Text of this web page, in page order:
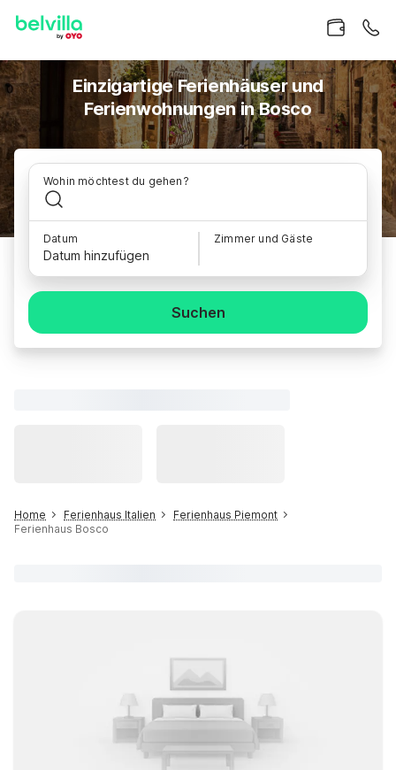
Einzigartige Ferienhäuser und
Ferienwohnungen in Bosco
Wohin möchtest du gehen?
Datum
Datum hinzufügen
Zimmer und Gäste
Suchen
Home Ferienhaus Italien
Ferienhaus Piemont
Ferienhaus Bosco